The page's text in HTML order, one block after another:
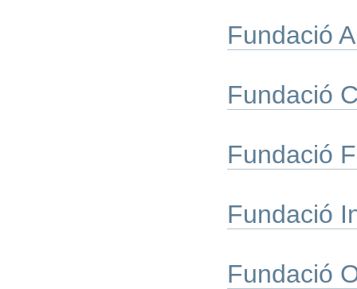
Fundació
Fundació
Fundació
Fundació
Fundació